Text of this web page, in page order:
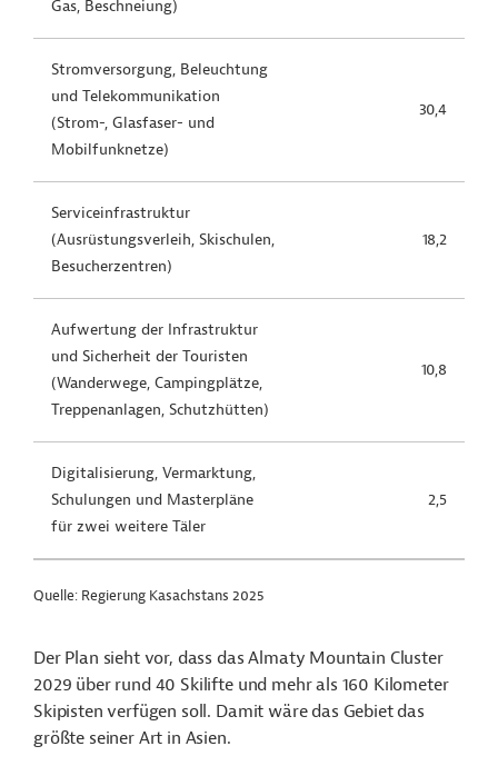
Gas, Beschneiung)
Stromversorgung, Beleuchtung
und Telekommunikation
(Strom-, Glasfaser- und
Mobilfunknetze)
30,4
Serviceinfrastruktur
(Ausrüstungsverleih, Skischulen,
Besucherzentren)
18,2
Aufwertung der Infrastruktur
und Sicherheit der Touristen
(Wanderwege, Campingplätze,
Treppenanlagen, Schutzhütten)
10,8
Digitalisierung, Vermarktung,
Schulungen und Masterpläne
für zwei weitere Täler
2,5
Quelle: Regierung Kasachstans 2025
Der Plan sieht vor, dass das Almaty Mountain Cluster
2029 über rund 40 Skilifte und mehr als 160 Kilometer
Skipisten verfügen soll. Damit wäre das Gebiet das
größte seiner Art in Asien.